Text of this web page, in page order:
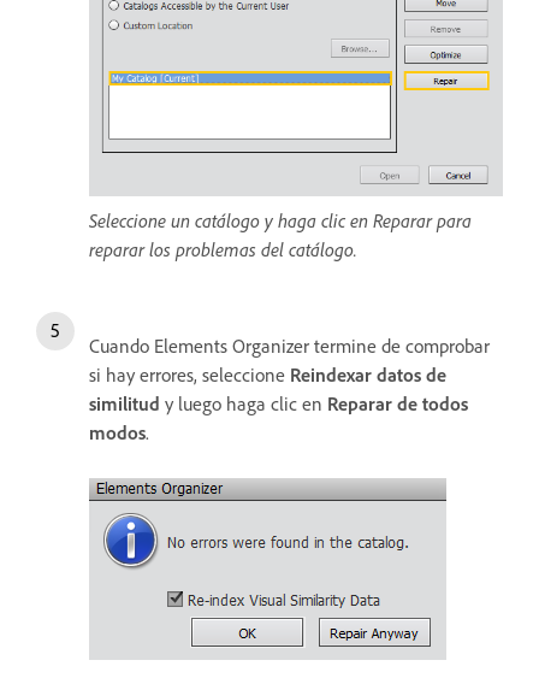
Seleccione un catálogo y haga clic en Reparar para
reparar los problemas del catálogo.
Cuando Elements Organizer termine de comprobar
si hay errores, seleccione Reindexar datos de
similitud y luego haga clic en Reparar de todos
modos.